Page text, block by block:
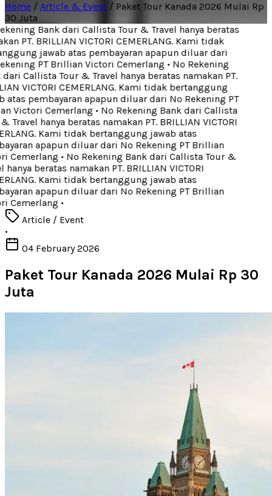
Home / Article & Event / Paket Tour Kanada 2026 Mulai Rp
30 Juta
Bank dari Callista Tour & Travel hanya beratas
PT. BRILLIAN VICTORI CEMERLANG. Kami tidak
jawab atas pembayaran apapun diluar dari
PT Brillian Victori Cemerlang• No Rekening
Callista Tour & Travel hanya beratas namakan PT.
VICTORI CEMERLANG. Kami tidak bertanggung
pembayaran apapun diluar dari No Rekening PT
Victori Cemerlang• No Rekening Bank dari Callista
Travel hanya beratas namakan PT. BRILLIAN VICTORI
Kami tidak bertanggung jawab atas
apapun diluar dari No Rekening PT Brillian
Cemerlang• No Rekening Bank dari Callista Tour &
beratas namakan PT. BRILLIAN VICTORI
Kami tidak bertanggung jawab atas
apapun diluar dari No Rekening PT Brillian
Cemerlang•
Article / Event
•
04 February 2026
Paket Tour Kanada 2026 Mulai Rp 30
Juta